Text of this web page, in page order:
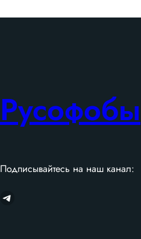
Русофобы
Подписывайтесь на наш канал:
Telegram